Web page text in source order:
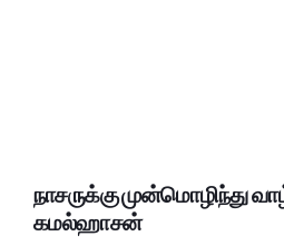
நாசருக்கு முன்மொழிந்து
கமல்ஹாசன்